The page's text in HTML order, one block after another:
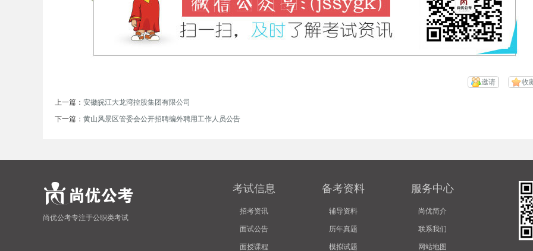
收
邀请
上一篇： 安徽皖江大龙湾控股集团有限公司
下一篇： 黄山风景区管委会公开招聘编外聘用工作人员公告
尚优公考专注于公职类考试
考试信息
招考资讯
面试公告
面授课程
备考资料
辅导资料
历年真题
模拟试题
服务中心
尚优简介
联系我们
网站地图